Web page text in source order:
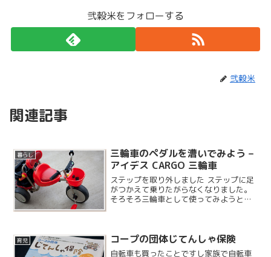
弐穀米をフォローする
弐穀米
関連記事
暮らし
三輪車のペダルを漕いでみよう –
アイデス CARGO 三輪車
ステップを取り外しました ステップに足
がつかえて乗りたがらなくなりました。
そろそろ三輪車として使ってみようと思
育児 コープの団体じてんしゃ保険
自転車も買ったことですし家族で自転車